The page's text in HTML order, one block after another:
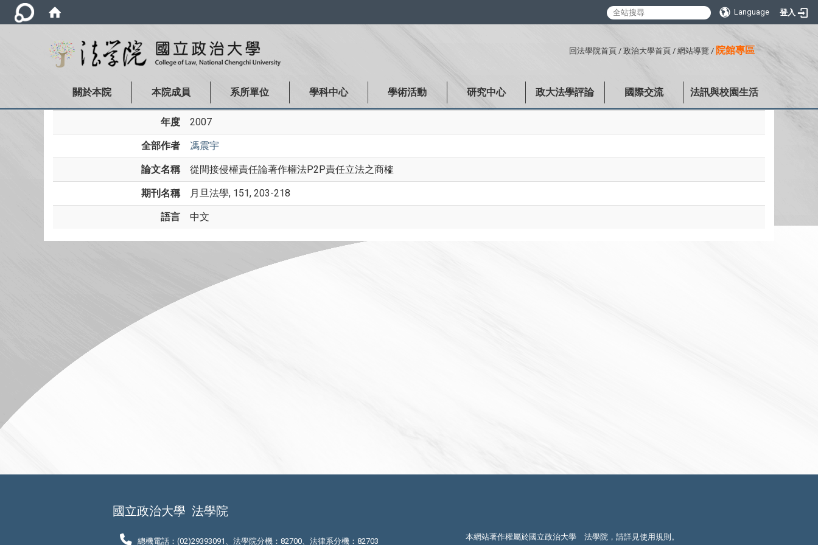
Language 登入
回法學院首頁 / 政治大學首頁 / 網站導覽 / 院館專區
關於本院 本院成員 系所單位 學科中心 學術活動 研究中心 政大法學評論 國際交流 法訊與校園生活
年度 2007
全部作者 馮震宇
論文名稱 從間接侵權責任論著作權法P2P責任立法之商榷
期刊名稱 月旦法學, 151, 203-218
語言 中文
國立政治大學 法學院
總機電話：(02)29393091、法學院分機：82700、法律系分機：82703 本網站著作權屬於國立政治大學 法學院，請詳見使用規則 。